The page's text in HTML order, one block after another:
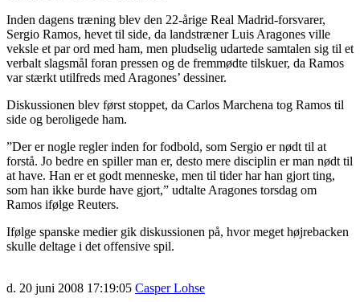
Inden dagens træning blev den 22-årige Real Madrid-forsvarer,
Sergio Ramos, hevet til side, da landstræner Luis Aragones ville
veksle et par ord med ham, men pludselig udartede samtalen sig til et
verbalt slagsmål foran pressen og de fremmødte tilskuer, da Ramos
var stærkt utilfreds med Aragones’ dessiner.
Diskussionen blev først stoppet, da Carlos Marchena tog Ramos til
side og beroligede ham.
”Der er nogle regler inden for fodbold, som Sergio er nødt til at
forstå. Jo bedre en spiller man er, desto mere disciplin er man nødt til
at have. Han er et godt menneske, men til tider har han gjort ting,
som han ikke burde have gjort,” udtalte Aragones torsdag om
Ramos ifølge Reuters.
Ifølge spanske medier gik diskussionen på, hvor meget højrebacken
skulle deltage i det offensive spil.
d. 20 juni 2008 17:19:05 Casper Lohse